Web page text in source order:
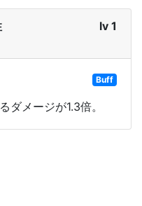
lv 1
Buff
ダメージが1.3倍。